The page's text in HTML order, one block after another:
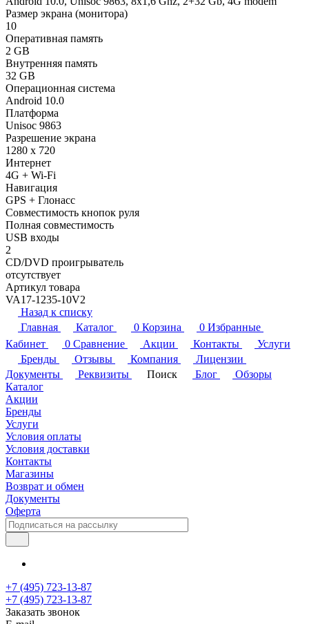
Размер экрана (монитора)
10
Оперативная память
2 GB
Внутренняя память
32 GB
Операционная система
Android 10.0
Платформа
Unisoc 9863
Разрешение экрана
1280 x 720
Интернет
4G + Wi-Fi
Навигация
GPS + Глонасс
Совместимость кнопок руля
Полная совместимость
USB входы
2
CD/DVD проигрыватель
отсутствует
Артикул товара
VA17-1235-10V2
Назад к списку
Главная
Каталог 0 Корзина 0 Избранные
Кабинет
0 Сравнение Акции Контакты
Услуги
Бренды
Отзывы Компания
Лицензии
Документы
Реквизиты Поиск Блог
Обзоры
Каталог
Акции
Бренды
Услуги
Условия оплаты
Условия доставки
Контакты
Магазины
Возврат и обмен
Документы
Оферта
+7 (495) 723-13-87
+7 (495) 723-13-87
Заказать звонок